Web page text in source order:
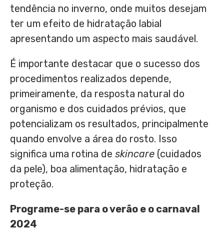
tendência no inverno, onde muitos desejam
ter um efeito de hidratação labial
apresentando um aspecto mais saudável.
É importante destacar que o sucesso dos
procedimentos realizados depende,
primeiramente, da resposta natural do
organismo e dos cuidados prévios, que
potencializam os resultados, principalmente
quando envolve a área do rosto. Isso
significa uma rotina de skincare (cuidados
da pele), boa alimentação, hidratação e
proteção.
Programe-se para o verão e o carnaval
2024